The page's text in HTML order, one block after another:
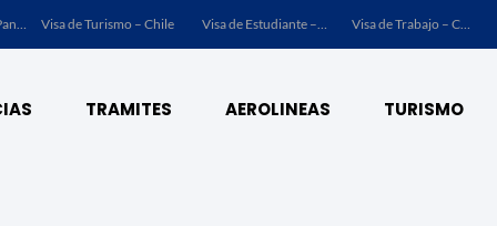
Visa de Turismo – Chile Visa de Estudiante – Chile Visa de Trabajo – Chile
TRAMITES AEROLINEAS TURISMO